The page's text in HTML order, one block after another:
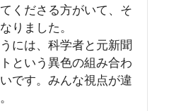
くださる方がいて、そ
りました。
には、科学者と元新聞
という異色の組み合わ
です。みんな視点が違